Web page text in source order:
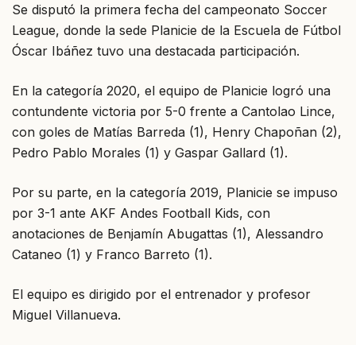
Se disputó la primera fecha del campeonato Soccer
League, donde la sede Planicie de la Escuela de Fútbol
Óscar Ibáñez tuvo una destacada participación.
En la categoría 2020, el equipo de Planicie logró una
contundente victoria por 5-0 frente a Cantolao Lince,
con goles de Matías Barreda (1), Henry Chapoñan (2),
Pedro Pablo Morales (1) y Gaspar Gallard (1).
Por su parte, en la categoría 2019, Planicie se impuso
por 3-1 ante AKF Andes Football Kids, con
anotaciones de Benjamín Abugattas (1), Alessandro
Cataneo (1) y Franco Barreto (1).
El equipo es dirigido por el entrenador y profesor
Miguel Villanueva.